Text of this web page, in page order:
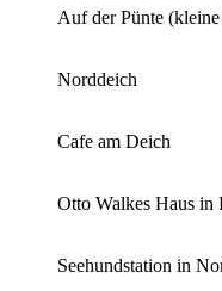
Auf der Pünte
Norddeich
Cafe am Deich
Otto Walkes Haus in
Seehundstation in